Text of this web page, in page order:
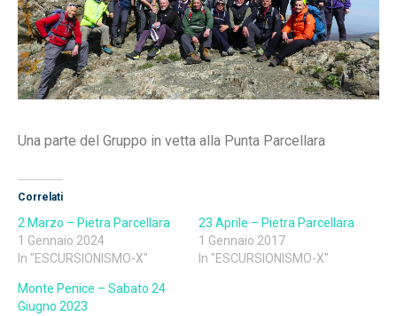
Una parte del Gruppo in vetta alla Punta Parcellara
Correlati
2 Marzo – Pietra Parcellara
1 Gennaio 2024
In "ESCURSIONISMO-X"
23 Aprile – Pietra Parcellara
1 Gennaio 2017
In "ESCURSIONISMO-X"
Monte Penice – Sabato 24
Giugno 2023